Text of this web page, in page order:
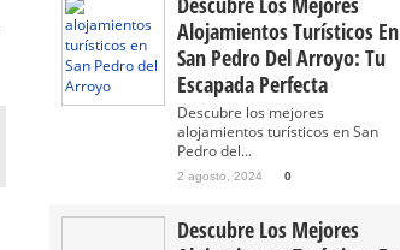
Alojamientos Turísticos En
San Pedro Del Arroyo: Tu
Escapada Perfecta
Descubre los mejores
alojamientos turísticos en San
Pedro del...
2 agosto, 2024 0
Descubre Los Mejores